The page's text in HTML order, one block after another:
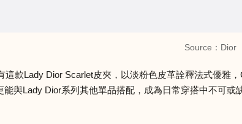
Source：Dior
這款Lady Dior Scarlet皮夾，以淡粉色皮革詮釋法式優雅
與Lady Dior系列其他單品搭配，成為日常穿搭中不可或